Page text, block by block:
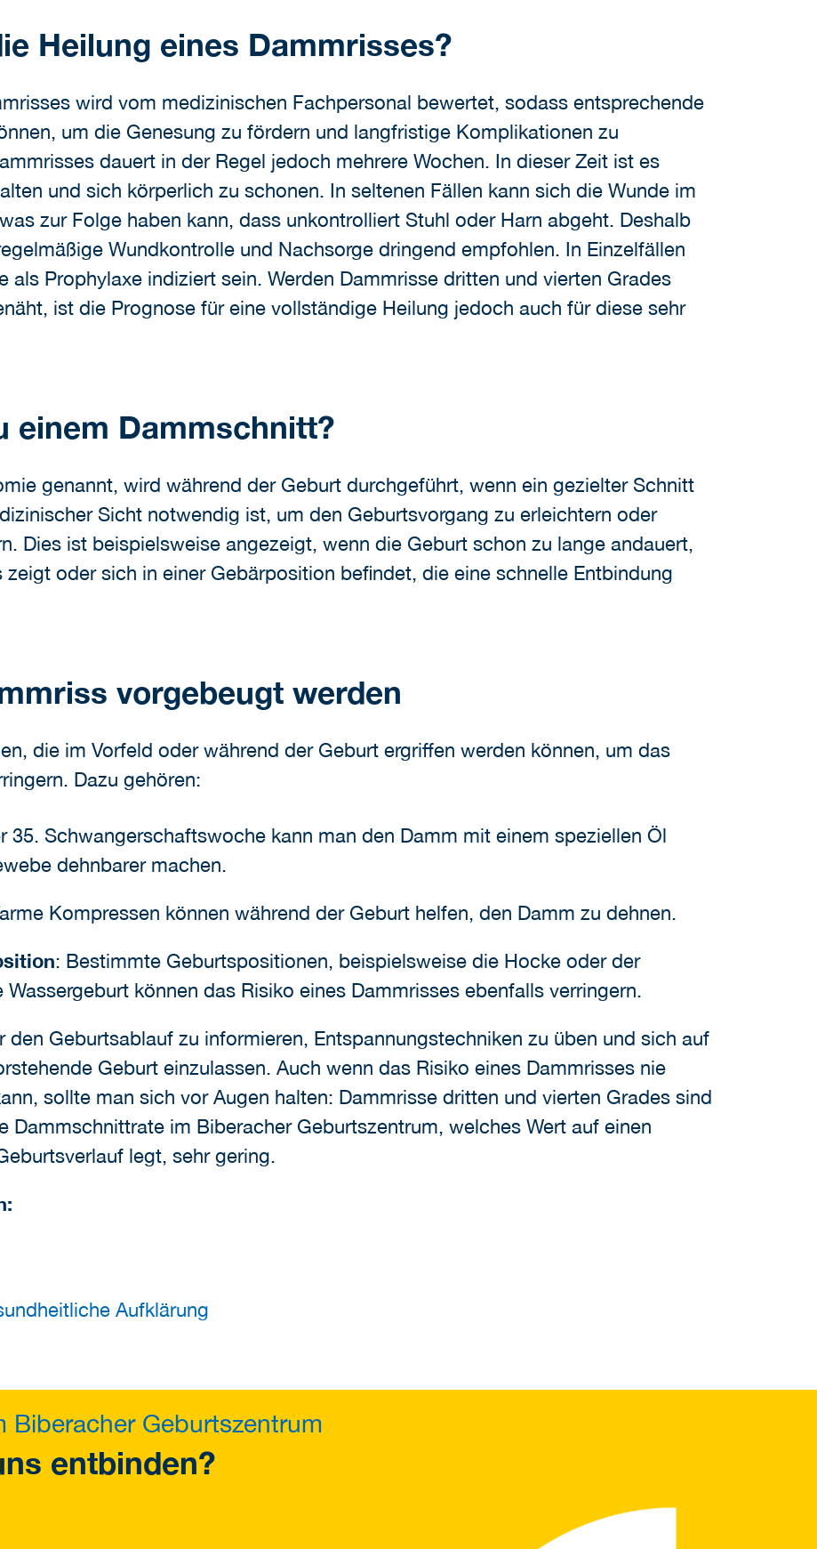
Heilung eines Dammrisses?
wird vom medizinischen Fachpersonal bewertet, sodass entsprechende
um die Genesung zu fördern und langfristige Komplikationen zu
dauert in der Regel jedoch mehrere Wochen. In dieser Zeit ist es
und sich körperlich zu schonen. In seltenen Fällen kann sich die Wunde im
zur Folge haben kann, dass unkontrolliert Stuhl oder Harn abgeht. Deshalb
Wundkontrolle und Nachsorge dringend empfohlen. In Einzelfällen
als Prophylaxe indiziert sein. Werden Dammrisse dritten und vierten Grades
ist die Prognose für eine vollständige Heilung jedoch auch für diese sehr
einem Dammschnitt?
genannt, wird während der Geburt durchgeführt, wenn ein gezielter Schnitt
Sicht notwendig ist, um den Geburtsvorgang zu erleichtern oder
Dies ist beispielsweise angezeigt, wenn die Geburt schon zu lange andauert,
oder sich in einer Gebärposition befindet, die eine schnelle Entbindung
vorgebeugt werden
die im Vorfeld oder während der Geburt ergriffen werden können, um das
Dazu gehören:
35. Schwangerschaftswoche kann man den Damm mit einem speziellen Öl
dehnbarer machen.
Kompressen können während der Geburt helfen, den Damm zu dehnen.
: Bestimmte Geburtspositionen, beispielsweise die Hocke oder der
können das Risiko eines Dammrisses ebenfalls verringern.
Geburtsablauf zu informieren, Entspannungstechniken zu üben und sich auf
Geburt einzulassen. Auch wenn das Risiko eines Dammrisses nie
sollte man sich vor Augen halten: Dammrisse dritten und vierten Grades sind
Dammschnittrate im Biberacher Geburtszentrum, welches Wert auf einen
legt, sehr gering.
Aufklärung
Biberacher Geburtszentrum
entbinden?